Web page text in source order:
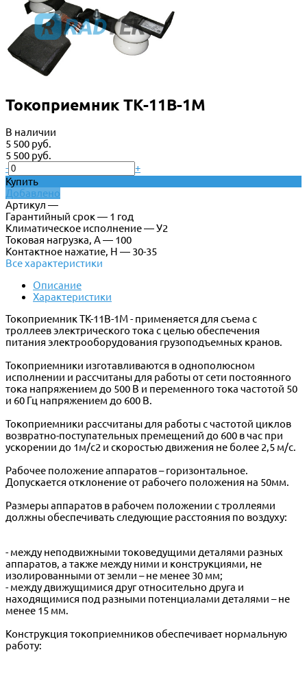
Токоприемник ТК-11В-1М
В наличии
5 500 руб.
5 500 руб.
-
+
Купить
Добавлено
Артикул —
Гарантийный срок — 1 год
Климатическое исполнение — У2
Токовая нагрузка, А — 100
Контактное нажатие, Н — 30-35
Все характеристики
Описание
Характеристики
Токоприемник ТК-11В-1М - применяется для съема с
троллеев электрического тока с целью обеспечения
питания электрооборудования грузоподъемных кранов.
Токоприемники изготавливаются в однополюсном
исполнении и рассчитаны для работы от сети постоянного
тока напряжением до 500 В и переменного тока частотой 50
и 60 Гц напряжением до 600 В.
Токоприемники рассчитаны для работы с частотой циклов
возвратно-поступательных премещений до 600 в час при
ускорении до 1м/с2 и скоростью движения не более 2,5 м/с.
Рабочее положение аппаратов – горизонтальное.
Допускается отклонение от рабочего положения на 50мм.
Размеры аппаратов в рабочем положении с троллеями
должны обеспечивать следующие расстояния по воздуху:
- между неподвижными токоведущими деталями разных
аппаратов, а также между ними и конструкциями, не
изолированными от земли – не менее 30 мм;
- между движущимися друг относительно друга и
находящимися под разными потенциалами деталями – не
менее 15 мм.
Конструкция токоприемников обеспечивает нормальную
работу: